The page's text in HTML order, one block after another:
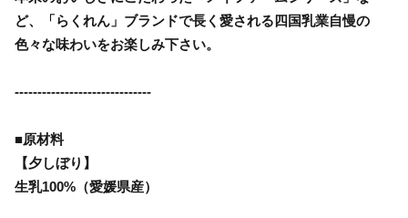
ど、「らくれん」ブランドで長く愛される四国乳業自慢の
色々な味わいをお楽しみ下さい。
------------------------------
■原材料
【夕しぼり】
生乳100%（愛媛県産）